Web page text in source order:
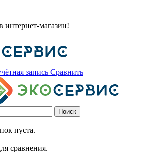
интернет-магазин!
запись Сравнить
Поиск
пуста.
сравнения.